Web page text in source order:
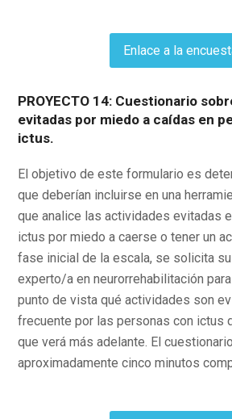
Enlace a la
PROYECTO 14: Cuestionario
evitadas por miedo a caídas en
ictus.
El objetivo de este formulario es
que deberían incluirse en una
que analice las actividades evitadas
ictus por miedo a caerse o tener un
fase inicial de la escala, se solicita
experto/a en neurorrehabilitación
punto de vista qué actividades son
frecuente por las personas con ictus
que verá más adelante. El
aproximadamente cinco minutos